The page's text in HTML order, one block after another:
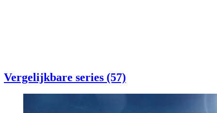
Vergelijkbare series (57)